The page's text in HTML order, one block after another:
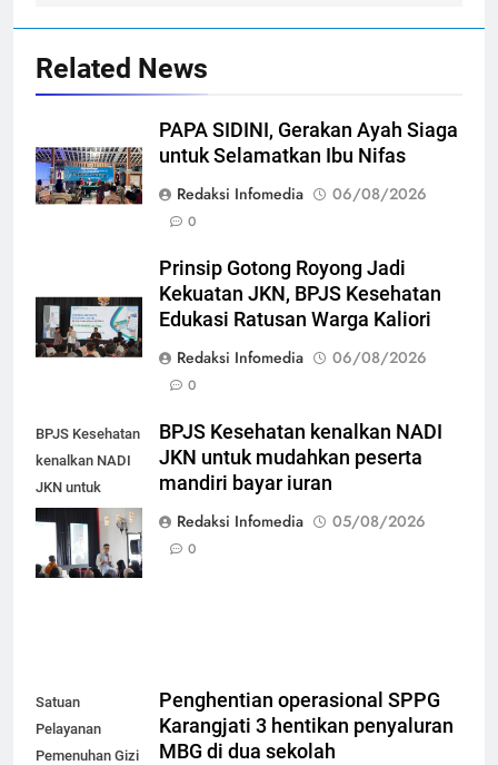
Related News
PAPA SIDINI, Gerakan Ayah Siaga
untuk Selamatkan Ibu Nifas
Redaksi Infomedia
06/08/2026
0
Prinsip Gotong Royong Jadi
Kekuatan JKN, BPJS Kesehatan
Edukasi Ratusan Warga Kaliori
Redaksi Infomedia
06/08/2026
0
BPJS Kesehatan
kenalkan NADI
JKN untuk
mudahkan
peserta mandiri
bayar iuran
BPJS Kesehatan kenalkan NADI
JKN untuk mudahkan peserta
mandiri bayar iuran
Redaksi Infomedia
05/08/2026
0
Satuan
Pelayanan
Pemenuhan Gizi
Penghentian operasional SPPG
Karangjati 3 hentikan penyaluran
MBG di dua sekolah